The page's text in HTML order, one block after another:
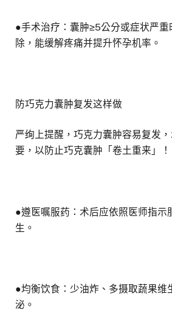
●手术治疗：囊肿≥5公分或症状严
除，能缓解疼痛并提升怀孕机率。
防巧克力囊肿复发这样做
严绚上提醒，巧克力囊肿容易复发
要，以防止巧克囊肿「卷土重来」！
●遵医嘱服药：术后应依照医师指示
生。
●均衡饮食：少油炸、多摄取蔬果维
泌。